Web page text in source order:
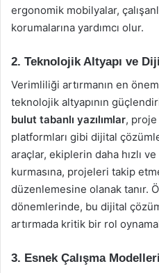
ergonomik mobilyalar,
korumalarına yardımcı olur.
2. Teknolojik Altyapı ve
Verimliliği artırmanın en
teknolojik altyapının
bulut tabanlı yazılımlar,
platformları gibi dijital
araçlar, ekiplerin daha hızlı
kurmasına, projeleri takip
düzenlemesine olanak tanır.
dönemlerinde, bu dijital
artırmada kritik bir rol
3. Esnek Çalışma Modelleri